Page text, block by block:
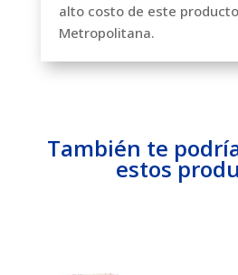
alto costo de este producto
Metropolitana.
También te
estos